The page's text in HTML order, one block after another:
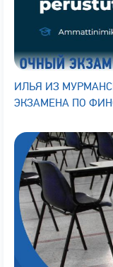
ИЛЬЯ ИЗ
ЭКЗАМЕНА ПО